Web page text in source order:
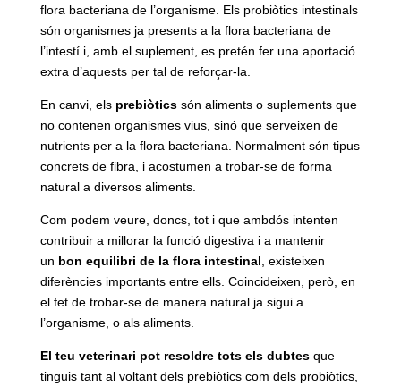
flora bacteriana de l’organisme. Els probiòtics intestinals
són organismes ja presents a la flora bacteriana de
l’intestí i, amb el suplement, es pretén fer una aportació
extra d’aquests per tal de reforçar-la.
En canvi, els prebiòticssón aliments o suplements que
no contenen organismes vius, sinó que serveixen de
nutrients per a la flora bacteriana. Normalment són tipus
concrets de fibra, i acostumen a trobar-se de forma
natural a diversos aliments.
Com podem veure, doncs, tot i que ambdós intenten
contribuir a millorar la funció digestiva i a mantenir
un bon equilibri de la flora intestinal , existeixen
diferències importants entre ells. Coincideixen, però, en
el fet de trobar-se de manera natural ja sigui a
l’organisme, o als aliments.
El teu veterinari pot resoldre tots els dubtesque
tinguis tant al voltant dels prebiòtics com dels probiòtics,